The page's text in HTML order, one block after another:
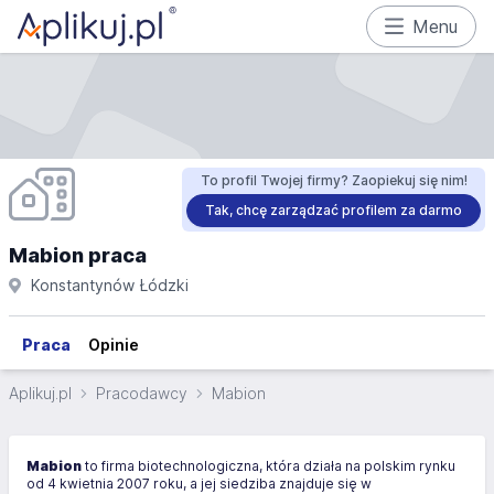
Menu
To profil Twojej firmy? Zaopiekuj się nim!
Tak, chcę zarządzać profilem za darmo
Mabion praca
Konstantynów Łódzki
Praca Opinie
Aplikuj.pl Pracodawcy Mabion
Mabion to firma biotechnologiczna, która działa na polskim rynku
od 4 kwietnia 2007 roku, a jej siedziba znajduje się w